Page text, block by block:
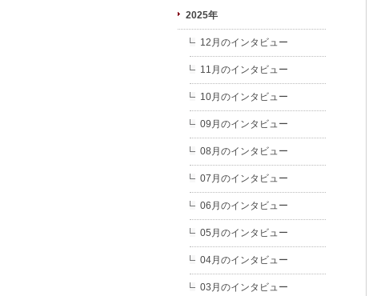
2025年
12月のインタビュー
11月のインタビュー
10月のインタビュー
09月のインタビュー
08月のインタビュー
07月のインタビュー
06月のインタビュー
05月のインタビュー
04月のインタビュー
03月のインタビュー